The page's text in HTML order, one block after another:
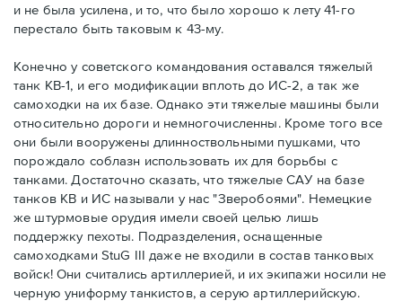
и не была усилена, и то, что было хорошо к лету 41-го
перестало быть таковым к 43-му.
Конечно у советского командования оставался тяжелый
танк КВ-1, и его модификации вплоть до ИС-2, а так же
самоходки на их базе. Однако эти тяжелые машины были
относительно дороги и немногочисленны. Кроме того все
они были вооружены длинноствольными пушками, что
порождало соблазн использовать их для борьбы с
танками. Достаточно сказать, что тяжелые САУ на базе
танков КВ и ИС называли у нас "Зверобоями". Немецкие
же штурмовые орудия имели своей целью лишь
поддержку пехоты. Подразделения, оснащенные
самоходками StuG III даже не входили в состав танковых
войск! Они считались артиллерией, и их экипажи носили не
черную униформу танкистов, а серую артиллерийскую.